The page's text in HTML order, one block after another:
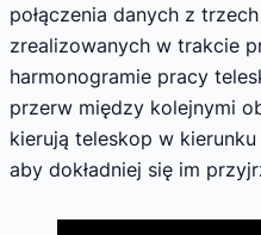
połączenia danych z
zrealizowanych w trakcie
harmonogramie pracy
przerw między kolejnymi
kierują teleskop w
aby dokładniej się im